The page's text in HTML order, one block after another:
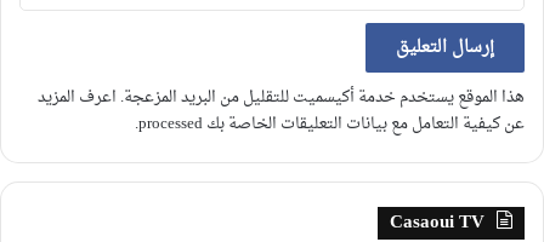
هذا الموقع يستخدم خدمة أكيسميت للتقليل من البريد المزعجة. اعرف المزيد
عن كيفية التعامل مع بيانات التعليقات الخاصة بك processed
.
Casaoui TV